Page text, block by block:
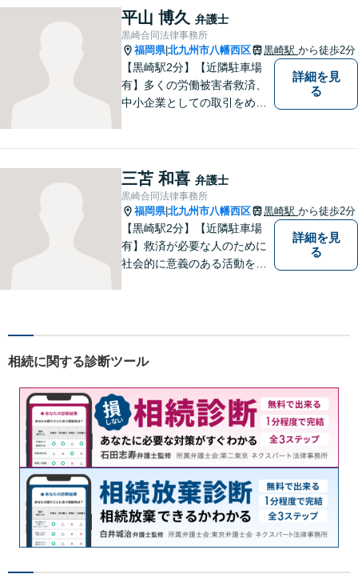
活動、示談活動】を基本に迅
速対応。相続事案【遺言、遺
産分割、遺留分】では難事案
の解決実績も。
平山 博久 弁護士
黒崎合同法律事務所
福岡県|北九州市八幡西区 黒崎駅 から徒歩2分
【黒崎駅2分】【近隣駐車場
有】多くの労働被害者救済、
中小企業としての取引をめぐ
イスを行うことができます。
どんなことでもお気軽にご相
談ください。
詳細を見
る
三苫 和喜 弁護士
黒崎合同法律事務所
福岡県|北九州市八幡西区 黒崎駅 から徒歩2分
【黒崎駅2分】【近隣駐車場
有】救済が必要な人のために
社会的に意義のある活動をし
できるよう心がけていますの
詳細を見
る
相続に関する診断ツール